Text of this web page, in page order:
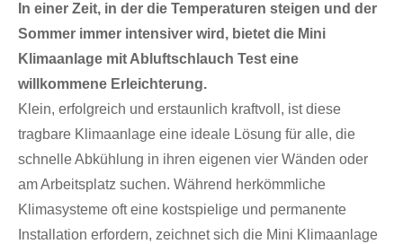
In einer Zeit, in der die Temperaturen steigen und der
Sommer immer intensiver wird, bietet die Mini
Klimaanlage mit Abluftschlauch Test eine
willkommene Erleichterung.
Klein, erfolgreich und erstaunlich kraftvoll, ist diese
tragbare Klimaanlage eine ideale Lösung für alle, die
schnelle Abkühlung in ihren eigenen vier Wänden oder
am Arbeitsplatz suchen. Während herkömmliche
Klimasysteme oft eine kostspielige und permanente
Installation erfordern, zeichnet sich die Mini Klimaanlage